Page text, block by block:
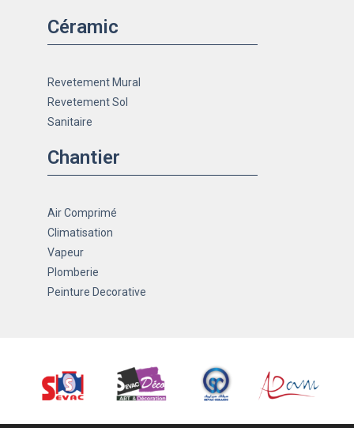
Céramic
Revetement Mural
Revetement Sol
Sanitaire
Chantier
Air Comprimé
Climatisation
Vapeur
Plomberie
Peinture Decorative